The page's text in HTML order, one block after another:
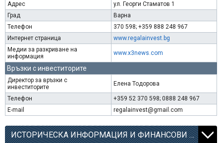
Адрес
ул. Георги Стаматов 1
Град
Варна
Телефон
370 598; +359 888 248 967
Интернет страница
www.regalainvest.bg
Медии за разкриване на
информация
www.x3news.com
Връзки с инвеститорите
Директор за връзки с
инвеститорите
Елена Тодорова
Телефон
+359 52 370 598; 0888 248 967
E-mail
regalainvest@gmail.com
ИСТОРИЧЕСКА ИНФОРМАЦИЯ И ФИНАНСОВИ КОЕФИЦИЕНТИ